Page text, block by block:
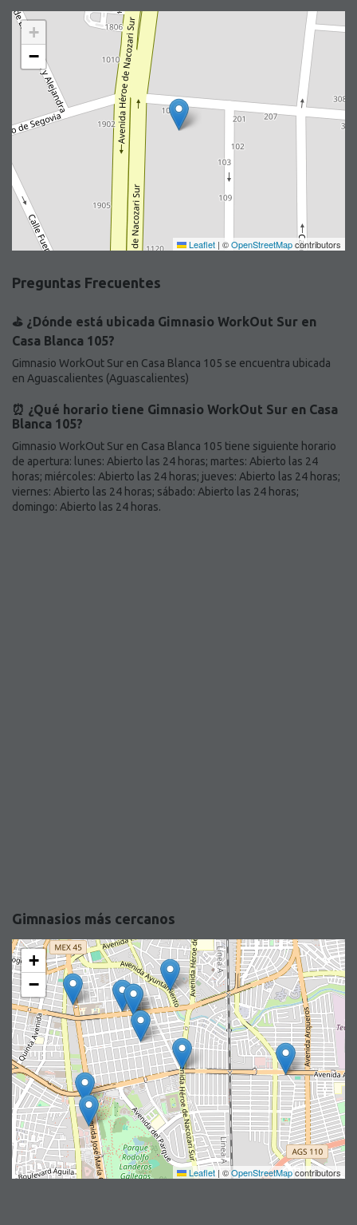
+
−
Leaflet | ©OpenStreetMapcontributors
Preguntas Frecuentes
⛳️ ¿Dónde está ubicada Gimnasio WorkOut Sur en
Casa Blanca 105?
Gimnasio WorkOut Sur en Casa Blanca 105 se encuentra ubicada
en Aguascalientes (Aguascalientes)
⏰ ¿Qué horario tiene Gimnasio WorkOut Sur en Casa
Blanca 105?
Gimnasio WorkOut Sur en Casa Blanca 105 tiene siguiente horario
de apertura: lunes: Abierto las 24 horas; martes: Abierto las 24
horas; miércoles: Abierto las 24 horas; jueves: Abierto las 24 horas;
viernes: Abierto las 24 horas; sábado: Abierto las 24 horas;
domingo: Abierto las 24 horas.
Gimnasios más cercanos
+
−
Leaflet | ©OpenStreetMapcontributors